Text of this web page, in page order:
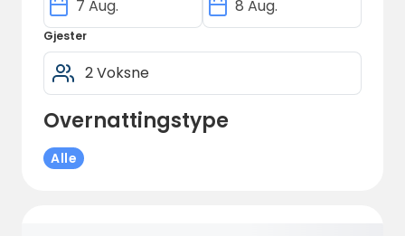
Gjester
Overnattingstype
Alle